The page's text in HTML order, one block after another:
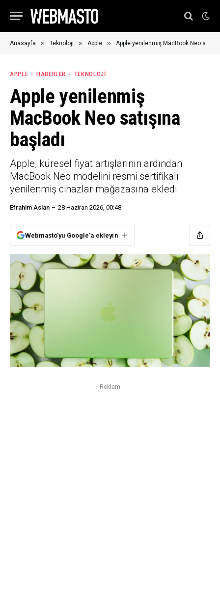
Anasayfa » Teknoloji » Apple » Apple yenilenmiş MacBook Neo satışına başladı
APPLE HABERLER TEKNOLOJI
Apple yenilenmiş
MacBook Neo satışına
başladı
Apple, küresel fiyat artışlarının ardından
MacBook Neo modelini resmi sertifikalı
yenilenmiş cihazlar mağazasına ekledi.
Efrahim Aslan 28 Haziran 2026, 00:48
Webmasto'yu Google'a ekleyin
Reklam